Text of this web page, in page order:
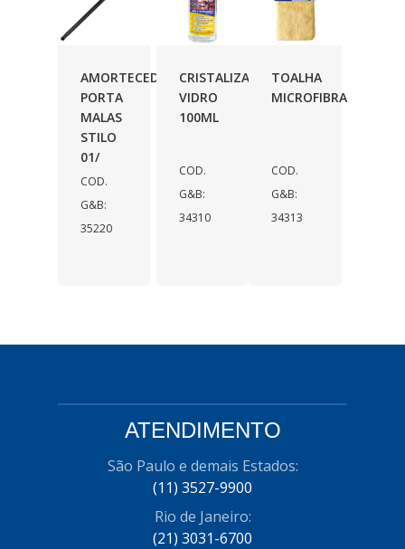
AMORTECEDOR
PORTA
MALAS
STILO
01/
COD.
G&B:
35220
CRISTALIZADOR
VIDRO
100ML
COD.
G&B:
34310
TOALHA
MICROFIBRA
COD.
G&B:
34313
ATENDIMENTO
São Paulo e demais Estados:
(11) 3527-9900
Rio de Janeiro:
(21) 3031-6700